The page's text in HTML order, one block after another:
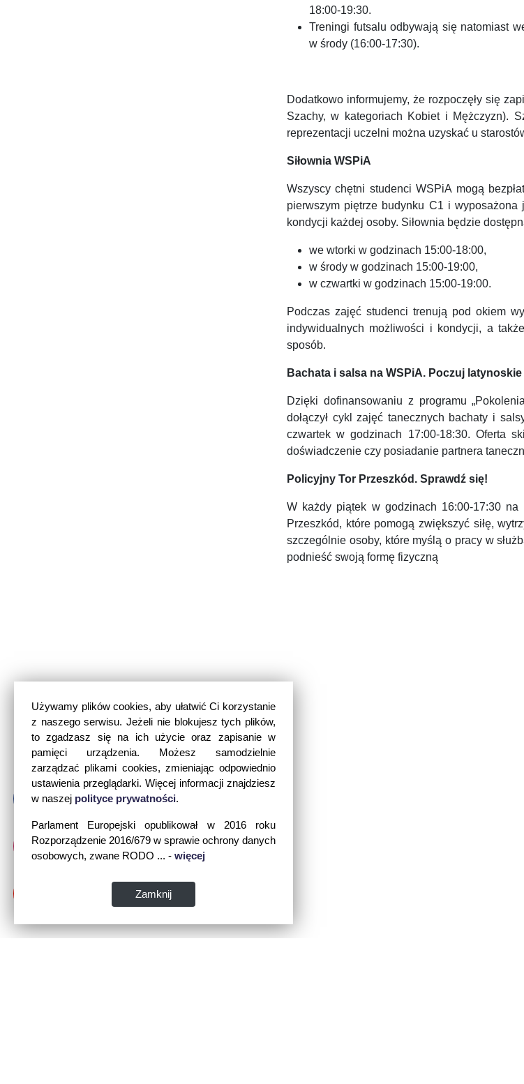
Używamy plików cookies, aby ułatwić Ci korzystanie
z naszego serwisu. Jeżeli nie blokujesz tych plików,
to zgadzasz się na ich użycie oraz zapisanie w
pamięci urządzenia. Możesz samodzielnie
zarządzać plikami cookies, zmieniając odpowiednio
ustawienia przeglądarki. Więcej informacji znajdziesz
w naszej polityce prywatności.
Parlament Europejski opublikował w 2016 roku
Rozporządzenie 2016/679 w sprawie ochrony danych
osobowych, zwane RODO ... - więcej
Zamknij
18:00-19:30.
Treningi futsalu odbywają się natomiast
w środy (16:00-17:30).
Dodatkowo informujemy, że rozpoczęły się
Szachy, w kategoriach Kobiet i Mężczyzn).
reprezentacji uczelni można uzyskać u
Siłownia WSPiA
Wszyscy chętni studenci WSPiA mogą
pierwszym piętrze budynku C1 i
kondycji każdej osoby. Siłownia będzie
we wtorki w godzinach 15:00-18:00,
w środy w godzinach 15:00-19:00,
w czwartki w godzinach 15:00-19:00.
Podczas zajęć studenci trenują pod okiem
indywidualnych możliwości i kondycji, a
sposób.
Bachata i salsa na WSPiA. Poczuj
Dzięki dofinansowaniu z programu
dołączył cykl zajęć tanecznych bachaty i
czwartek w godzinach 17:00-18:30. Oferta
doświadczenie czy posiadanie partnera
Policyjny Tor Przeszkód. Sprawdź się!
W każdy piątek w godzinach 16:00-17:30
Przeszkód, które pomogą zwiększyć siłę,
szczególnie osoby, które myślą o pracy w
podnieść swoją formę fizyczną